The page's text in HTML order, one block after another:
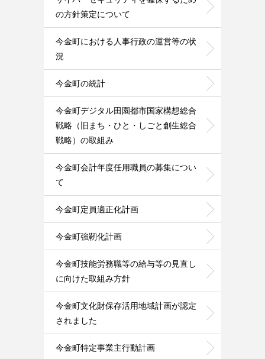
の方針策定について
今金町における人事行政の運営等の状
況
今金町の統計
今金町デジタル田園都市国家構想総合
戦略（旧まち・ひと・しごと創生総合
戦略）の取組み
今金町会計年度任用職員の募集につい
て
今金町定員適正化計画
今金町強靭化計画
今金町技能労務職等の給与等の見直し
に向けた取組み方針
今金町文化財保存活用地域計画が認定
されました
今金町特定事業主行動計画